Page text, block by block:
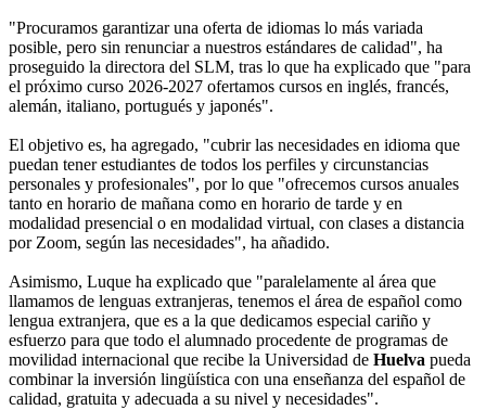
"Procuramos garantizar una oferta de idiomas lo más variada
posible, pero sin renunciar a nuestros estándares de calidad", ha
proseguido la directora del SLM, tras lo que ha explicado que "para
el próximo curso 2026-2027 ofertamos cursos en inglés, francés,
alemán, italiano, portugués y japonés".
El objetivo es, ha agregado, "cubrir las necesidades en idioma que
puedan tener estudiantes de todos los perfiles y circunstancias
personales y profesionales", por lo que "ofrecemos cursos anuales
tanto en horario de mañana como en horario de tarde y en
modalidad presencial o en modalidad virtual, con clases a distancia
por Zoom, según las necesidades", ha añadido.
Asimismo, Luque ha explicado que "paralelamente al área que
llamamos de lenguas extranjeras, tenemos el área de español como
lengua extranjera, que es a la que dedicamos especial cariño y
esfuerzo para que todo el alumnado procedente de programas de
movilidad internacional que recibe la Universidad de Huelva pueda
combinar la inversión lingüística con una enseñanza del español de
calidad, gratuita y adecuada a su nivel y necesidades".